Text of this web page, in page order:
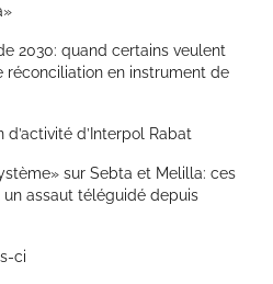
2030: quand certains veulent
réconciliation en instrument de
d’Interpol Rabat
sur Sebta et Melilla: ces
assaut téléguidé depuis
ci